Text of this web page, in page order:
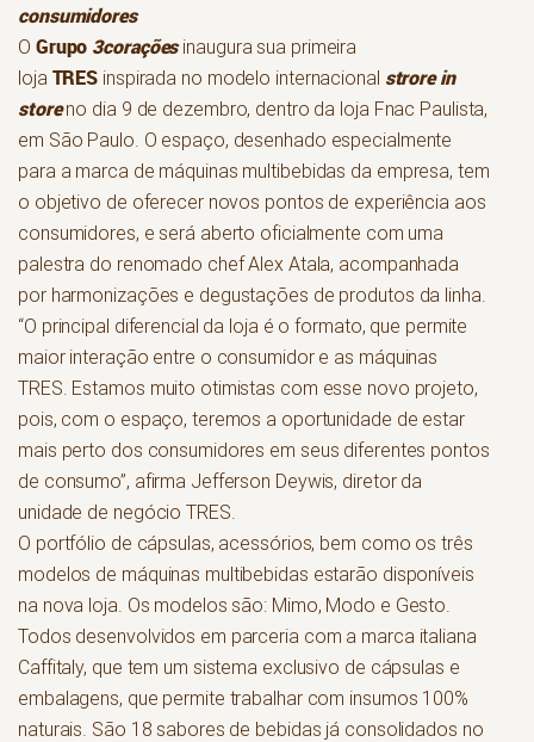
consumidores
O Grupo 3coraçõesinaugura sua primeira
loja TRES inspirada no modelo internacional strore in
storeno dia 9 de dezembro, dentro da loja Fnac Paulista,
em São Paulo. O espaço, desenhado especialmente
para a marca de máquinas multibebidas da empresa, tem
o objetivo de oferecer novos pontos de experiência aos
consumidores, e será aberto oficialmente com uma
palestra do renomado chef Alex Atala, acompanhada
por harmonizações e degustações de produtos da linha.
“O principal diferencial da loja é o formato, que permite
maior interação entre o consumidor e as máquinas
TRES. Estamos muito otimistas com esse novo projeto,
pois, com o espaço, teremos a oportunidade de estar
mais perto dos consumidores em seus diferentes pontos
de consumo”, afirma Jefferson Deywis, diretor da
unidade de negócio TRES.
O portfólio de cápsulas, acessórios, bem como os três
modelos de máquinas multibebidas estarão disponíveis
na nova loja. Os modelos são: Mimo, Modo e Gesto.
Todos desenvolvidos em parceria com a marca italiana
Caffitaly, que tem um sistema exclusivo de cápsulas e
embalagens, que permite trabalhar com insumos 100%
naturais. São 18 sabores de bebidas já consolidados no